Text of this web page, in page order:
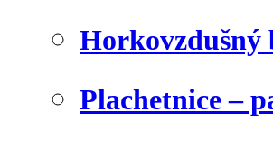
Horkovzdušný
Plachetnice –